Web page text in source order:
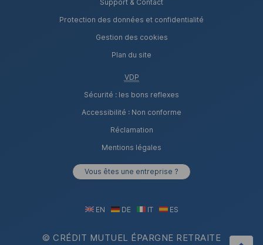
Support & Contact
Protection des données et confidentialité
Gestion des cookies
Plan du site
VDP
Sécurité : les bons reflexes
Accessibilité : Non conforme
Réclamation
Mentions légales
Vous êtes une entreprise ?
EN DE IT ES
© CRÉDIT MUTUEL ÉPARGNE RETRAITE